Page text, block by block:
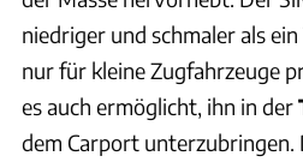
niedriger und schmaler als
nur für kleine Zugfahrzeuge
es auch ermöglicht, ihn in der
dem Carport unterzubringen.